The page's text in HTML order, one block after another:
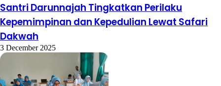
Santri Darunnajah Tingkatkan Perilaku
Kepemimpinan dan Kepedulian Lewat Safari
Dakwah
3 December 2025